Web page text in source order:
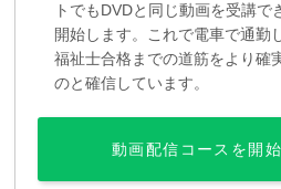
トでもDVDと同じ動画を受講で
開始します。これで電車で通勤
福祉士合格までの道筋をより確
のと確信しています。
動画配信コースを開始